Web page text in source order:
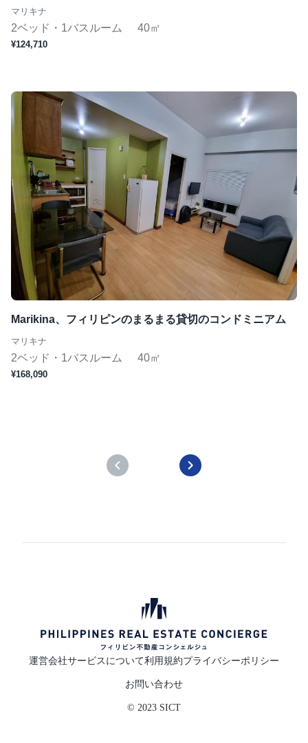
マリキナ
2ベッド・1バスルーム 40㎡
¥124,710
Marikina、フィリピンのまるまる貸切のコンドミニアム
マリキナ
2ベッド・1バスルーム 40㎡
¥168,090
運営会社サービスについて利用規約プライバシーポリシー
お問い合わせ
© 2023 SICT